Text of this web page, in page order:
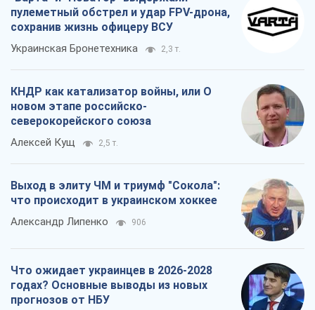
пулеметный обстрел и удар FPV-дрона,
сохранив жизнь офицеру ВСУ
Украинская Бронетехника 2,3 т.
КНДР как катализатор войны, или О
новом этапе российско-
северокорейского союза
Алексей Кущ 2,5 т.
Выход в элиту ЧМ и триумф "Сокола":
что происходит в украинском хоккее
Александр Липенко 906
Что ожидает украинцев в 2026-2028
годах? Основные выводы из новых
прогнозов от НБУ